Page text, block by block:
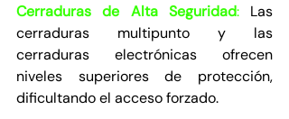
Cerraduras de Alta Seguridad: Las
cerraduras multipunto y las
cerraduras electrónicas ofrecen
niveles superiores de protección,
dificultando el acceso forzado.